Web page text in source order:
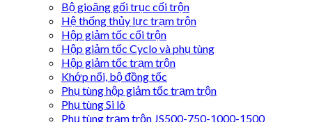
Bộ gioăng gối trục cối trộn
Hệ thống thủy lực trạm trộn
Hộp giảm tốc cối trộn
Hộp giảm tốc Cyclo và phụ tùng
Hộp giảm tốc trạm trộn
Khớp nối, bộ đồng tốc
Phụ tùng hộp giảm tốc trạm trộn
Phụ tùng Si lô
Phụ tùng trạm trộn JS500-750-1000-1500